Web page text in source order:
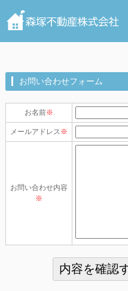
お問い合わせフォーム
お名前※
メールアドレス※
お問い合わせ内容
※